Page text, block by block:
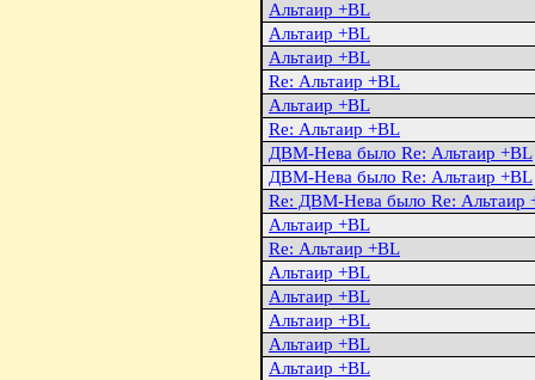
Альтаиp +BL
Альтаиp +BL
Альтаиp +BL
Re: Альтаиp +BL
Альтаиp +BL
Re: Альтаиp +BL
ДВМ-Нева было Re: Альтаиp +BL
ДВМ-Hева было Re: Альтаиp +BL
Re: ДВМ-Hева было Re: Альтаиp
Альтаиp +BL
Re: Альтаиp +BL
Альтаиp +BL
Альтаиp +BL
Альтаиp +BL
Альтаиp +BL
Альтаиp +BL